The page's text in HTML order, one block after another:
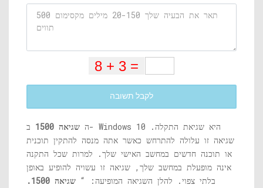
לקבל תשובה
ה שגיאה 1500
ב- Windows 10 היא שגיאת התקלה.
שגיאה זו עלולה להתרחש כאשר אתה מנסה להתקין תוכנית
או תוכנה חדשים במחשב האישי שלך. למרות שכל התקנה
אינה מופעלת במחשב שלך, שגיאה זו עשויה להופיע באופן
בלתי צפוי. להלן השגיאה המופיעה: “
שגיאה 1500.